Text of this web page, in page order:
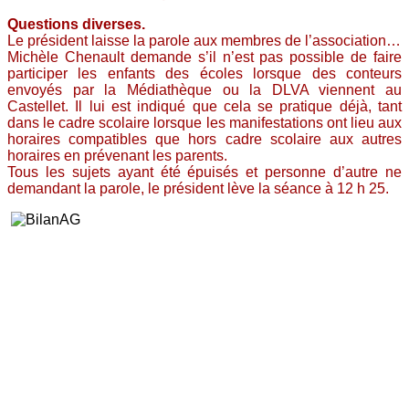
Questions diverses.
Le président laisse la parole aux membres de l’association…
Michèle Chenault demande s’il n’est pas possible de faire
participer les enfants des écoles lorsque des conteurs
envoyés par la Médiathèque ou la DLVA viennent au
Castellet. Il lui est indiqué que cela se pratique déjà, tant
dans le cadre scolaire lorsque les manifestations ont lieu aux
horaires compatibles que hors cadre scolaire aux autres
horaires en prévenant les parents.
Tous les sujets ayant été épuisés et personne d’autre ne
demandant la parole, le président lève la séance à 12 h 25.